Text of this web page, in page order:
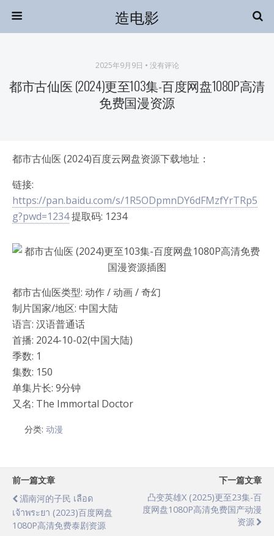
造电影
2025年9月9日 • 没有评论
都市古仙医 (2024)更至103集-百度网盘1080P高清
免费国漫资源
都市古仙医 (2024)百度云网盘资源下载地址：
链接:
https://pan.baidu.com/s/1R5ODpmnDY6dFMzfYrTRp5
g?pwd=1234提取码: 1234
都市古仙医类型: 动作 / 动画 / 奇幻
制片国家/地区: 中国大陆
语言: 汉语普通话
首播: 2024-10-02(中国大陆)
季数: 1
集数: 150
单集片长: 9分钟
又名: The Immortal Doctor
分类: 动漫
前一篇文章
湄南河的子民 เลือด
เจ้าพระยา (2023)百度网盘
1080P高清免费泰剧资源
下一篇文章
凸变英雄X (2025)更至23集-百
度网盘1080P高清免费国产动漫
资源